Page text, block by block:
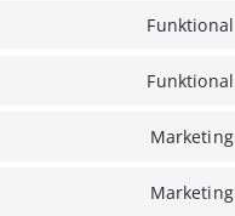
Funktional
Funktional
Marketing
Marketing